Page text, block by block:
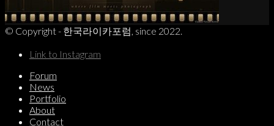
© Copyright - 한국라이카포럼, since 2022.
Link to Instagram
Forum
News
Portfolio
About
Contact